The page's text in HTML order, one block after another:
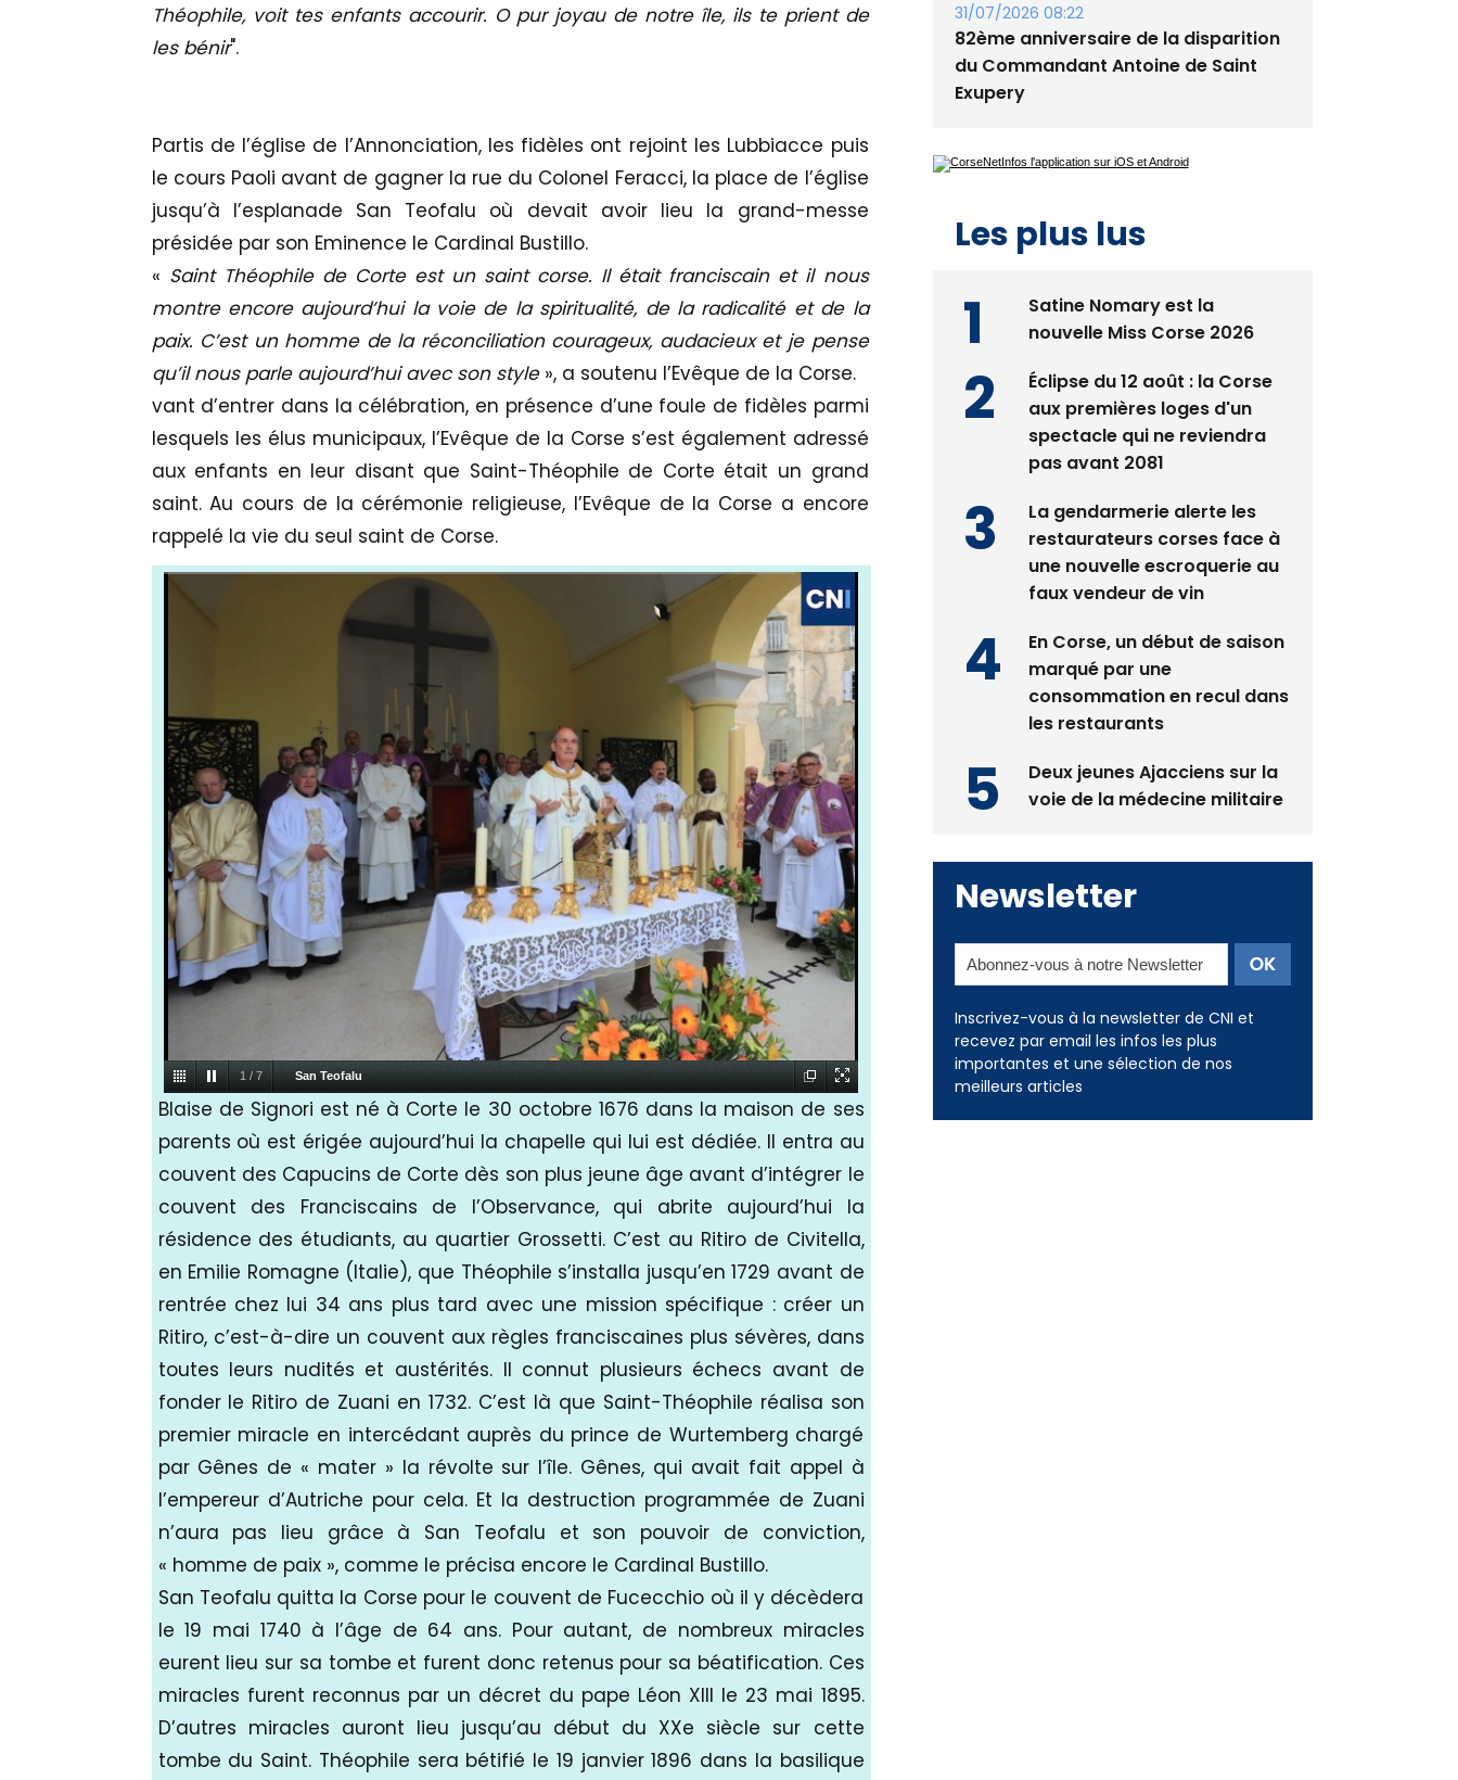
Théophile, voit tes enfants accourir. O pur joyau de notre île, ils te prient de
les bénir".
Partis de l’église de l’Annonciation, les fidèles ont rejoint les Lubbiacce puis
le cours Paoli avant de gagner la rue du Colonel Feracci, la place de l’église
jusqu’à l’esplanade San Teofalu où devait avoir lieu la grand-messe
présidée par son Eminence le Cardinal Bustillo.
« Saint Théophile de Corte est un saint corse. Il était franciscain et il nous
montre encore aujourd’hui la voie de la spiritualité, de la radicalité et de la
paix. C’est un homme de la réconciliation courageux, audacieux et je pense
qu’il nous parle aujourd’hui avec son style », a soutenu l’Evêque de la Corse.
vant d’entrer dans la célébration, en présence d’une foule de fidèles parmi
lesquels les élus municipaux, l’Evêque de la Corse s’est également adressé
aux enfants en leur disant que Saint-Théophile de Corte était un grand
saint. Au cours de la cérémonie religieuse, l’Evêque de la Corse a encore
rappelé la vie du seul saint de Corse.
1 / 7 San Teofalu
​Blaise de Signori est né à Corte le 30 octobre 1676 dans la maison de ses
parents où est érigée aujourd’hui la chapelle qui lui est dédiée. Il entra au
couvent des Capucins de Corte dès son plus jeune âge avant d’intégrer le
couvent des Franciscains de l’Observance, qui abrite aujourd’hui la
résidence des étudiants, au quartier Grossetti. C’est au Ritiro de Civitella,
en Emilie Romagne (Italie), que Théophile s’installa jusqu’en 1729 avant de
rentrée chez lui 34 ans plus tard avec une mission spécifique : créer un
Ritiro, c’est-à-dire un couvent aux règles franciscaines plus sévères, dans
toutes leurs nudités et austérités. Il connut plusieurs échecs avant de
fonder le Ritiro de Zuani en 1732. C’est là que Saint-Théophile réalisa son
premier miracle en intercédant auprès du prince de Wurtemberg chargé
par Gênes de « mater » la révolte sur l’île. Gênes, qui avait fait appel à
l’empereur d’Autriche pour cela. Et la destruction programmée de Zuani
n’aura pas lieu grâce à San Teofalu et son pouvoir de conviction,
« homme de paix », comme le précisa encore le Cardinal Bustillo.
San Teofalu quitta la Corse pour le couvent de Fucecchio où il y décèdera
le 19 mai 1740 à l’âge de 64 ans. Pour autant, de nombreux miracles
eurent lieu sur sa tombe et furent donc retenus pour sa béatification. Ces
miracles furent reconnus par un décret du pape Léon XIII le 23 mai 1895.
D’autres miracles auront lieu jusqu’au début du XXe siècle sur cette
tombe du Saint. Théophile sera bétifié le 19 janvier 1896 dans la basilique
31/07/2026 08:22
82ème anniversaire de la disparition
du Commandant Antoine de Saint
Exupery
Les plus lus
Satine Nomary est la
nouvelle Miss Corse 2026
Éclipse du 12 août : la Corse
aux premières loges d'un
spectacle qui ne reviendra
pas avant 2081
La gendarmerie alerte les
restaurateurs corses face à
une nouvelle escroquerie au
faux vendeur de vin
En Corse, un début de saison
marqué par une
consommation en recul dans
les restaurants
Deux jeunes Ajacciens sur la
voie de la médecine militaire
Newsletter
Inscrivez-vous à la newsletter de CNI et
recevez par email les infos les plus
importantes et une sélection de nos
meilleurs articles